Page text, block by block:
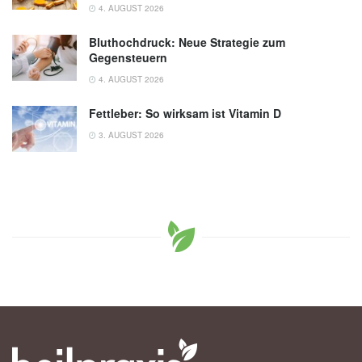
4. AUGUST 2026
Bluthochdruck: Neue Strategie zum
Gegensteuern
4. AUGUST 2026
Fettleber: So wirksam ist Vitamin D
3. AUGUST 2026